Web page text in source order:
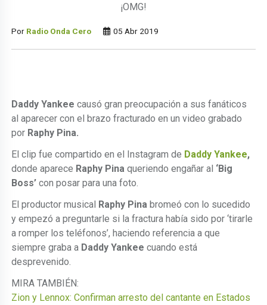
¡OMG!
Por Radio Onda Cero 05 Abr 2019
Daddy Yankee causó gran preocupación a sus fanáticos
al aparecer con el brazo fracturado en un video grabado
por Raphy Pina.
El clip fue compartido en el Instagram de Daddy Yankee,
donde aparece Raphy Pina queriendo engañar al ‘Big
Boss’ con posar para una foto.
El productor musical Raphy Pina bromeó con lo sucedido
y empezó a preguntarle si la fractura había sido por ‘tirarle
a romper los teléfonos’, haciendo referencia a que
siempre graba a Daddy Yankee cuando está
desprevenido.
MIRA TAMBIÉN:
Zion y Lennox: Confirman arresto del cantante en Estados